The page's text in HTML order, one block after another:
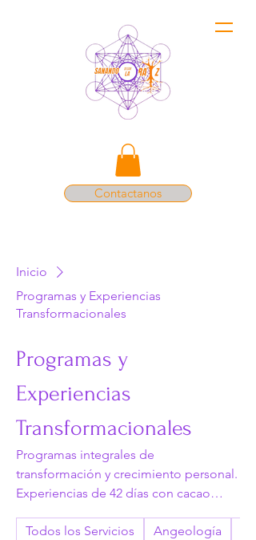
Contactanos
Inicio
Programas y Experiencias
Transformacionales
Programas y
Experiencias
Transformacionales
Programas integrales de
transformación y crecimiento personal.
Experiencias de 42 días con cacao
dinámicas de integración. Viajes
Todos los Servicios Angeología